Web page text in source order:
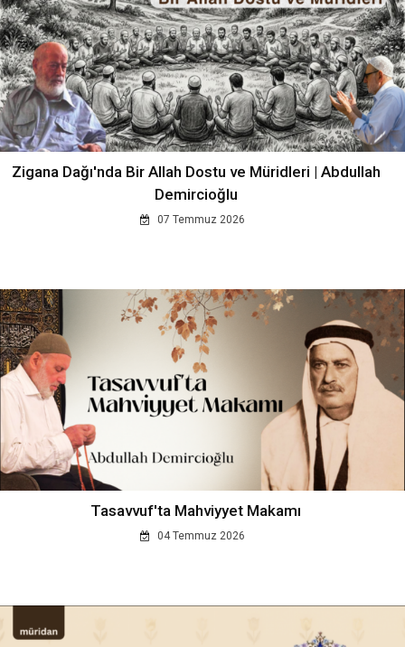
Zigana Dağı'nda Bir Allah Dostu ve Müridleri | Abdullah
Demircioğlu
07 Temmuz 2026
Tasavvuf'ta Mahviyyet Makamı
04 Temmuz 2026